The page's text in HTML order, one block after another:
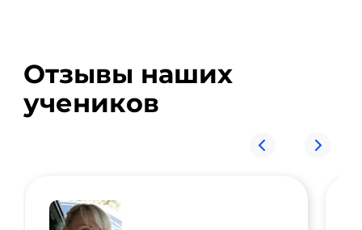
Отзывы наших
учеников